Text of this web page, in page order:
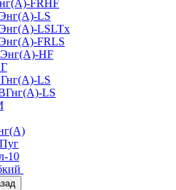
FRHF
LS
LSLTx
FRLS
HF
LS
LS
10